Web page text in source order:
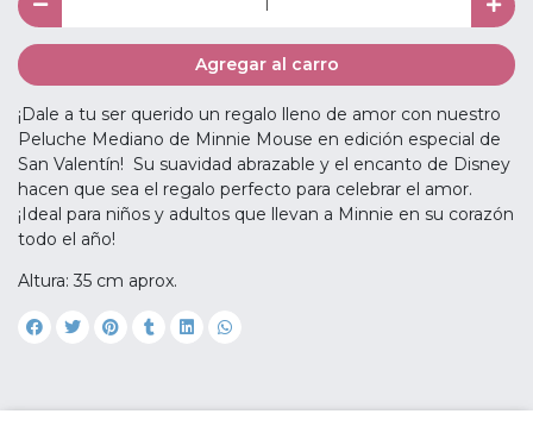
Agregar al carro
¡Dale a tu ser querido un regalo lleno de amor con nuestro
Peluche Mediano de Minnie Mouse en edición especial de
San Valentín! Su suavidad abrazable y el encanto de Disney
hacen que sea el regalo perfecto para celebrar el amor.
¡Ideal para niños y adultos que llevan a Minnie en su corazón
todo el año!
Altura: 35 cm aprox.